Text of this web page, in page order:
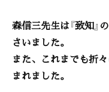
森信三先生は『致知
さいました。
また、これまでも折
まれました。